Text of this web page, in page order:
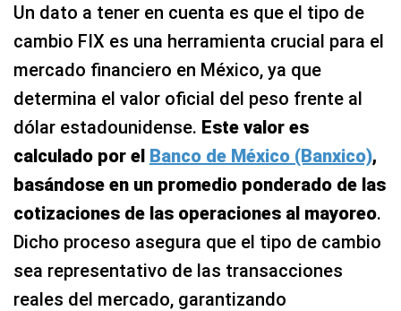
Un dato a tener en cuenta es que el tipo de
cambio FIX es una herramienta crucial para el
mercado financiero en México, ya que
determina el valor oficial del peso frente al
dólar estadounidense. Este valor es
calculado por el Banco de México (Banxico),
basándose en un promedio ponderado de las
cotizaciones de las operaciones al mayoreo.
Dicho proceso asegura que el tipo de cambio
sea representativo de las transacciones
reales del mercado, garantizando